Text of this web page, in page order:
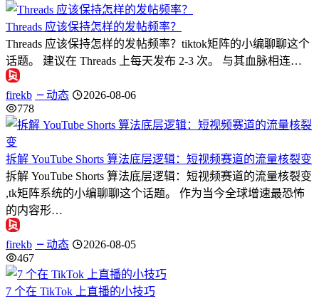
Threads 应该保持怎样的发帖频率？
Threads 应该保持怎样的发帖频率？tiktok矩阵的小编聊聊这个
话题。 建议在 Threads 上每天发布 2-3 次。 与其血脉相连…
firekb 动态
2026-08-06
778
拆解 YouTube Shorts 算法底层逻辑：短视频赛道的流量核裂变
拆解 YouTube Shorts 算法底层逻辑：短视频赛道的流量核裂变
,tk矩阵系统的小编聊聊这个话题。 作为当今全球增速最恐怖
的内容形…
firekb 动态
2026-08-05
467
7 个在 TikTok 上直播的小技巧